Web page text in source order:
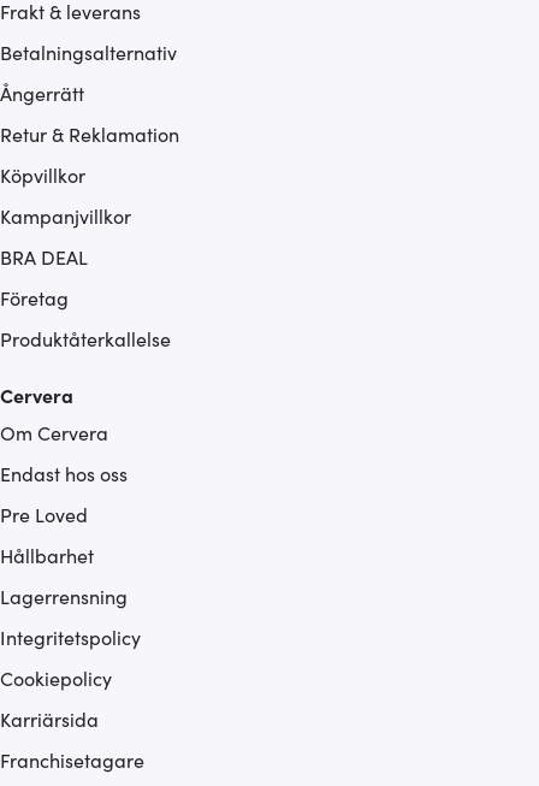
Frakt & leverans
Betalningsalternativ
Ångerrätt
Retur & Reklamation
Köpvillkor
Kampanjvillkor
BRA DEAL
Företag
Produktåterkallelse
Cervera
Om Cervera
Endast hos oss
Pre Loved
Hållbarhet
Lagerrensning
Integritetspolicy
Cookiepolicy
Karriärsida
Franchisetagare